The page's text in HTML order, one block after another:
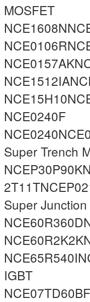
MOSFET
NCE0240F
Super Trench
Super
IGBT